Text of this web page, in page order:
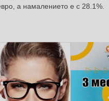
а намалението е с 28.1%.